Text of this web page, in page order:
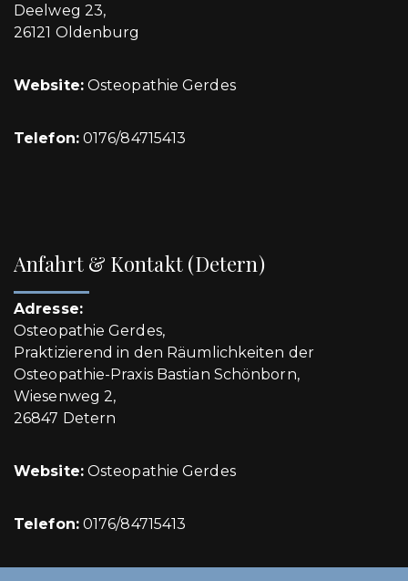
Deelweg 23,
26121 Oldenburg
Website: Osteopathie Gerdes
Telefon:0176/84715413
Anfahrt & Kontakt (Detern)
Adresse:
Osteopathie Gerdes,
Praktizierend in den Räumlichkeiten der
Osteopathie-Praxis Bastian Schönborn,
Wiesenweg 2,
26847 Detern
Website: Osteopathie Gerdes
Telefon:0176/84715413